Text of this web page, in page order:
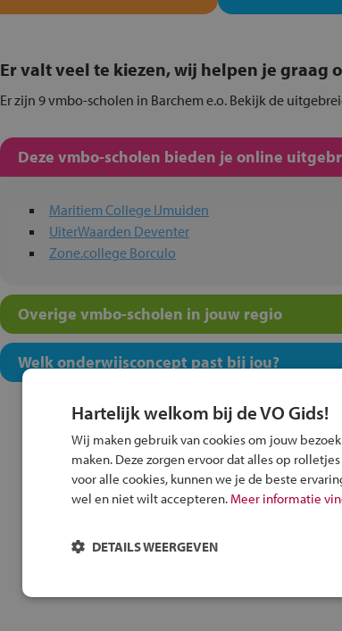
Er valt veel te kiezen, wij helpen je graag
Er zijn 9 vmbo-scholen in Barchem e.o. Bekijk de
Deze vmbo-scholen bieden je online
Maritiem College IJmuiden
UiterWaarden Deventer
Zone.college Borculo
Overige vmbo-scholen in jouw regio
Welk onderwijsconcept past bij jou?
Hartelijk welkom bij de VO Gids!
Wij maken gebruik van cookies om jouw
maken. Deze zorgen ervoor dat alles op
voor alle cookies, kunnen we je de beste
wel en niet wilt accepteren. Meer informatie
DETAILS WEERGEVEN